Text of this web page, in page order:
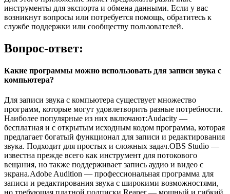
инструменты для экспорта и обмена данными. Если у вас
возникнут вопросы или потребуется помощь, обратитесь к
службе поддержки или сообществу пользователей.
Вопрос-ответ:
Какие программы можно использовать для записи звука с
компьютера?
Для записи звука с компьютера существует множество
программ, которые могут удовлетворить разные потребности.
Наиболее популярные из них включают:Audacity —
бесплатная и с открытым исходным кодом программа, которая
предлагает богатый функционал для записи и редактирования
звука. Подходит для простых и сложных задач.OBS Studio —
известна прежде всего как инструмент для потокового
вещания, но также поддерживает запись аудио и видео с
экрана.Adobe Audition — профессиональная программа для
записи и редактирования звука с широкими возможностями,